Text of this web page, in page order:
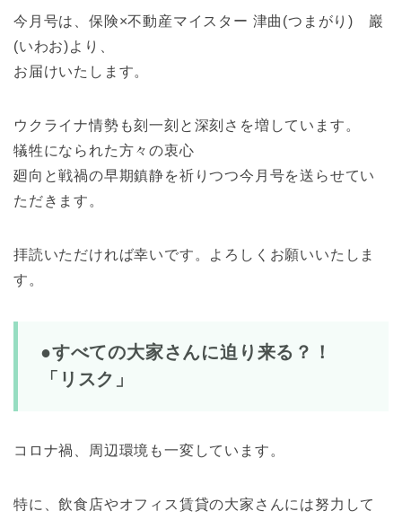
今月号は、保険×不動産マイスター 津曲(つまがり) 巖
(いわお)より、
お届けいたします。
ウクライナ情勢も刻一刻と深刻さを増しています。
犠牲になられた方々の衷心
廻向と戦禍の早期鎮静を祈りつつ今月号を送らせてい
ただきます。
拝読いただければ幸いです。よろしくお願いいたしま
す。
●すべての大家さんに迫り来る？！
「リスク」
コロナ禍、周辺環境も一変しています。
特に、飲食店やオフィス賃貸の大家さんには努力して